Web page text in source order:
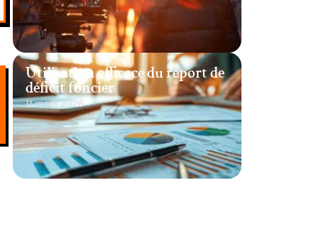
Utilisation efficace du report de
déficit foncier
11 mars 2026